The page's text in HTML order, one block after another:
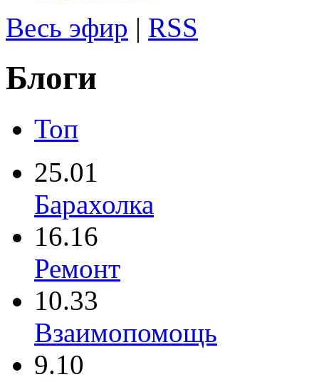
Весь эфир | RSS
Блоги
Топ
25.01
Барахолка
16.16
Ремонт
10.33
Взаимопомощь
9.10